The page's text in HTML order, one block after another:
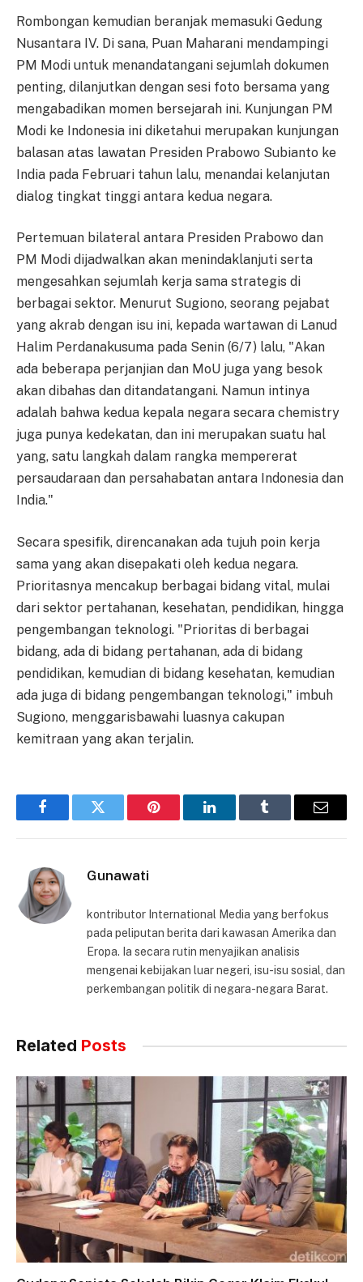
Rombongan kemudian beranjak memasuki Gedung
Nusantara IV. Di sana, Puan Maharani mendampingi
PM Modi untuk menandatangani sejumlah dokumen
penting, dilanjutkan dengan sesi foto bersama yang
mengabadikan momen bersejarah ini. Kunjungan PM
Modi ke Indonesia ini diketahui merupakan kunjungan
balasan atas lawatan Presiden Prabowo Subianto ke
India pada Februari tahun lalu, menandai kelanjutan
dialog tingkat tinggi antara kedua negara.
Pertemuan bilateral antara Presiden Prabowo dan
PM Modi dijadwalkan akan menindaklanjuti serta
mengesahkan sejumlah kerja sama strategis di
berbagai sektor. Menurut Sugiono, seorang pejabat
yang akrab dengan isu ini, kepada wartawan di Lanud
Halim Perdanakusuma pada Senin (6/7) lalu, "Akan
ada beberapa perjanjian dan MoU juga yang besok
akan dibahas dan ditandatangani. Namun intinya
adalah bahwa kedua kepala negara secara chemistry
juga punya kedekatan, dan ini merupakan suatu hal
yang, satu langkah dalam rangka mempererat
persaudaraan dan persahabatan antara Indonesia dan
India."
Secara spesifik, direncanakan ada tujuh poin kerja
sama yang akan disepakati oleh kedua negara.
Prioritasnya mencakup berbagai bidang vital, mulai
dari sektor pertahanan, kesehatan, pendidikan, hingga
pengembangan teknologi. "Prioritas di berbagai
bidang, ada di bidang pertahanan, ada di bidang
pendidikan, kemudian di bidang kesehatan, kemudian
ada juga di bidang pengembangan teknologi," imbuh
Sugiono, menggarisbawahi luasnya cakupan
kemitraan yang akan terjalin.
FacebookTwitter Pinterest LinkedInTumblr Email
Gunawati
kontributor International Media yang berfokus
pada peliputan berita dari kawasan Amerika dan
Eropa. Ia secara rutin menyajikan analisis
mengenai kebijakan luar negeri, isu-isu sosial, dan
perkembangan politik di negara-negara Barat.
Related Posts